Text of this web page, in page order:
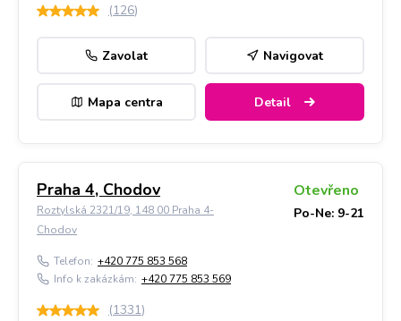
(126)
Zavolat Navigovat
Mapa centra Detail
Praha 4, Chodov
Roztylská 2321/19, 148 00 Praha 4-
Chodov
Otevřeno
Po-Ne: 9-21
Telefon: +420 775 853 568
Info k zakázkám: +420 775 853 569
(1331)